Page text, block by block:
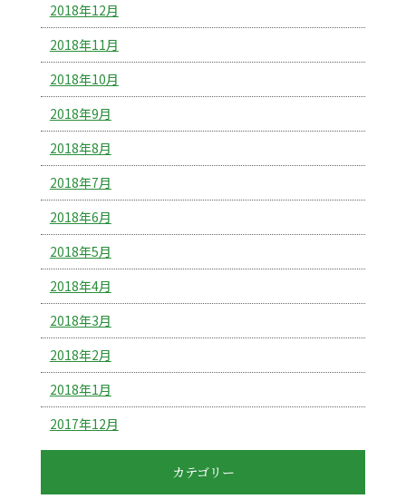
2018年12月
2018年11月
2018年10月
2018年9月
2018年8月
2018年7月
2018年6月
2018年5月
2018年4月
2018年3月
2018年2月
2018年1月
2017年12月
カテゴリー